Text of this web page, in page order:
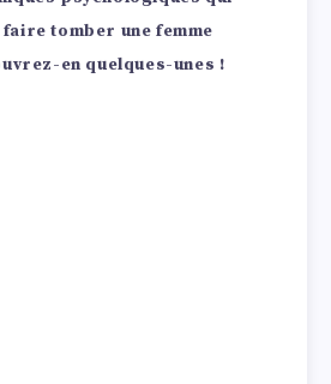
tomber une femme
en quelques-unes !